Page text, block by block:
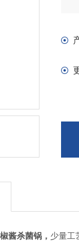
酱杀菌锅 ， 少量工